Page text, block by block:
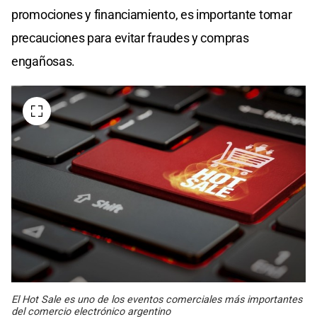
promociones y financiamiento, es importante tomar
precauciones para evitar fraudes y compras
engañosas.
El Hot Sale es uno de los eventos comerciales más importantes
del comercio electrónico argentino